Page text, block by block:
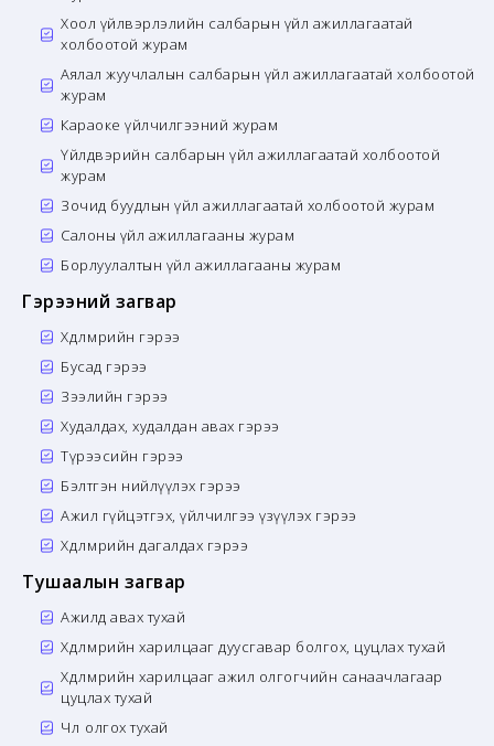
Хоол үйлвэрлэлийн салбарын үйл ажиллагаатай
холбоотой журам
Аялал жуучлалын салбарын үйл ажиллагаатай холбоотой
журам
Караоке үйлчилгээний журам
Үйлдвэрийн салбарын үйл ажиллагаатай холбоотой
журам
Зочид буудлын үйл ажиллагаатай холбоотой журам
Салоны үйл ажиллагааны журам
Борлуулалтын үйл ажиллагааны журам
Гэрээний загвар
Хөдөлмөрийн гэрээ
Бусад гэрээ
Зээлийн гэрээ
Худалдах, худалдан авах гэрээ
Түрээсийн гэрээ
Бэлтгэн нийлүүлэх гэрээ
Ажил гүйцэтгэх, үйлчилгээ үзүүлэх гэрээ
Хөдөлмөрийн дагалдах гэрээ
Тушаалын загвар
Ажилд авах тухай
Хөдөлмөрийн харилцааг дуусгавар болгох, цуцлах тухай
Хөдөлмөрийн харилцааг ажил олгогчийн санаачлагаар
цуцлах тухай
Чөлөө олгох тухай